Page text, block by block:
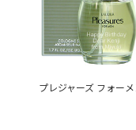
プレジャーズ フォーメ